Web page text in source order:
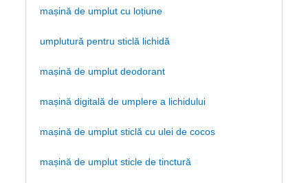
mașină de umplut cu loțiune
umplutură pentru sticlă lichidă
mașină de umplut deodorant
mașină digitală de umplere a lichidului
mașină de umplut sticlă cu ulei de cocos
mașină de umplut sticle de tinctură